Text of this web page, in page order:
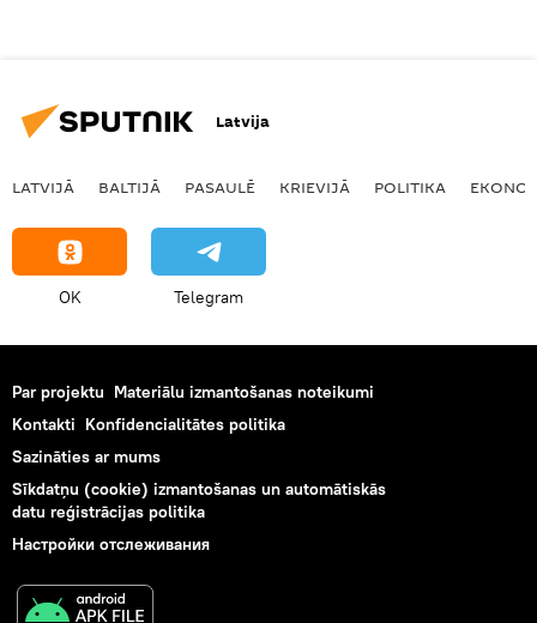
Latvija
LATVIJĀ BALTIJĀ PASAULĒ KRIEVIJĀ POLITIKA
OK Telegram
Par projektu Materiālu izmantošanas noteikumi
Kontakti Konfidencialitātes politika
Sazināties ar mums
Sīkdatņu (cookie) izmantošanas un automātiskās
datu reģistrācijas politika
Настройки отслеживания